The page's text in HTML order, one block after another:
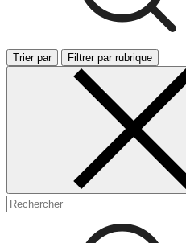
Trier par Filtrer par rubrique